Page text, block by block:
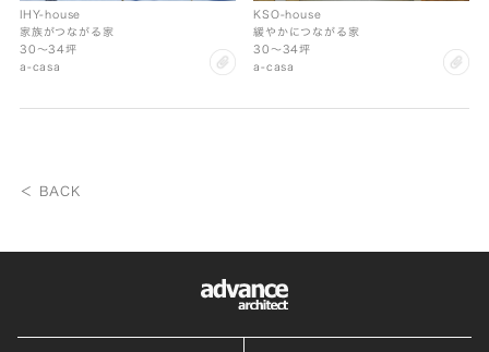
IHY-house
家族がつながる家
30〜34坪
a-casa
KSO-house
緩やかにつながる家
30〜34坪
a-casa
＜ BACK